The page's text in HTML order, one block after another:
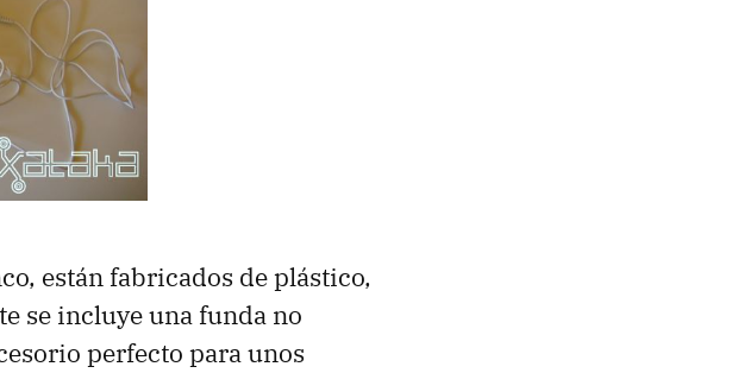
están fabricados de plástico,
se incluye una funda no
perfecto para unos